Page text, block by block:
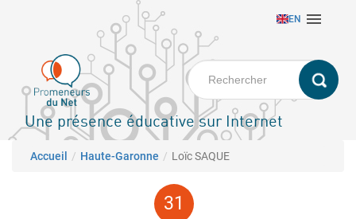
principal
EN 
Une présence éducative sur Internet
Fil d'Ariane
Accueil Haute-Garonne Loïc SAQUE